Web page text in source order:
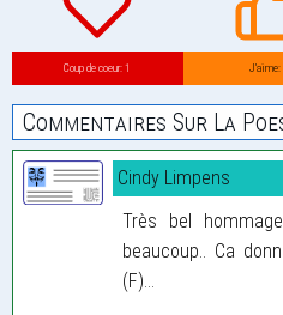
Coup de coeur: 1 J’aime:
Commentaires Sur La
Cindy Limpens
Très bel
beaucoup.. Ca
(F)...